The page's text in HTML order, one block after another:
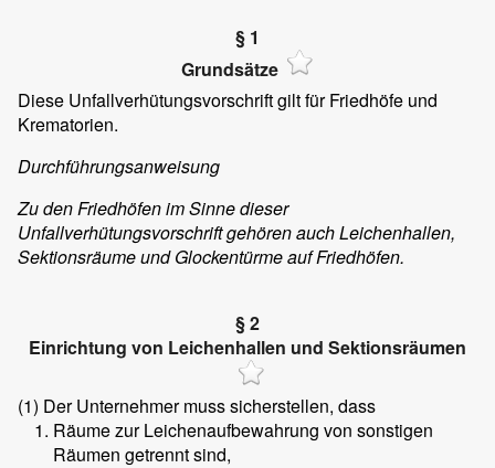
§ 1
Grundsätze
Diese Unfallverhütungsvorschrift gilt für Friedhöfe und
Krematorien.
Durchführungsanweisung
Zu den Friedhöfen im Sinne dieser
Unfallverhütungsvorschrift gehören auch Leichenhallen,
Sektionsräume und Glockentürme auf Friedhöfen.
§ 2
Einrichtung von Leichenhallen und Sektionsräumen
(1) Der Unternehmer muss sicherstellen, dass
Räume zur Leichenaufbewahrung von sonstigen
Räumen getrennt sind,